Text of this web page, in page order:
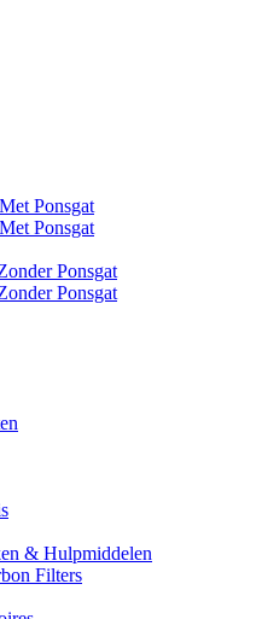
Ponsgat
Ponsgat
Ponsgat
Ponsgat
& Hulpmiddelen
Filters